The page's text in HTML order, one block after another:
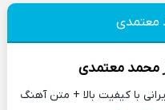
معتمدی
محمد معتمدی
با کیفیت بالا + متن آهنگ